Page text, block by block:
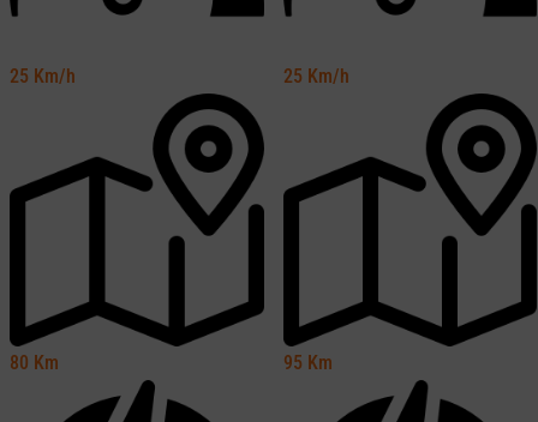
25 Km/h
80 Km
25 Km/h
95 Km